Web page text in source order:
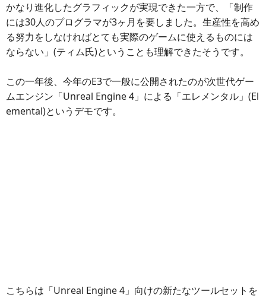
かなり進化したグラフィックが実現できた一方で、「制作
には30人のプログラマが3ヶ月を要しました。生産性を高め
る努力をしなければとても実際のゲームに使えるものには
ならない」(ティム氏)ということも理解できたそうです。
この一年後、今年のE3で一般に公開されたのが次世代ゲー
ムエンジン「Unreal Engine 4」による「エレメンタル」(El
emental)というデモです。
こちらは「Unreal Engine 4」向けの新たなツールセットを